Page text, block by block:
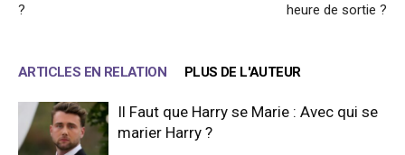
?
heure de sortie ?
ARTICLES EN RELATION PLUS DE L'AUTEUR
Il Faut que Harry se Marie : Avec qui se
marier Harry ?